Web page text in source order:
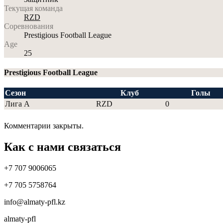
Текущая команда
RZD
Соревнования
Prestigious Football League
Age
25
Prestigious Football League
Сезон Клуб Голы
Лига А
RZD 0
Комментарии закрыты.
Как с нами связаться
+7 707 9006065
+7 705 5758764
info@almaty-pfl.kz
almaty-pfl